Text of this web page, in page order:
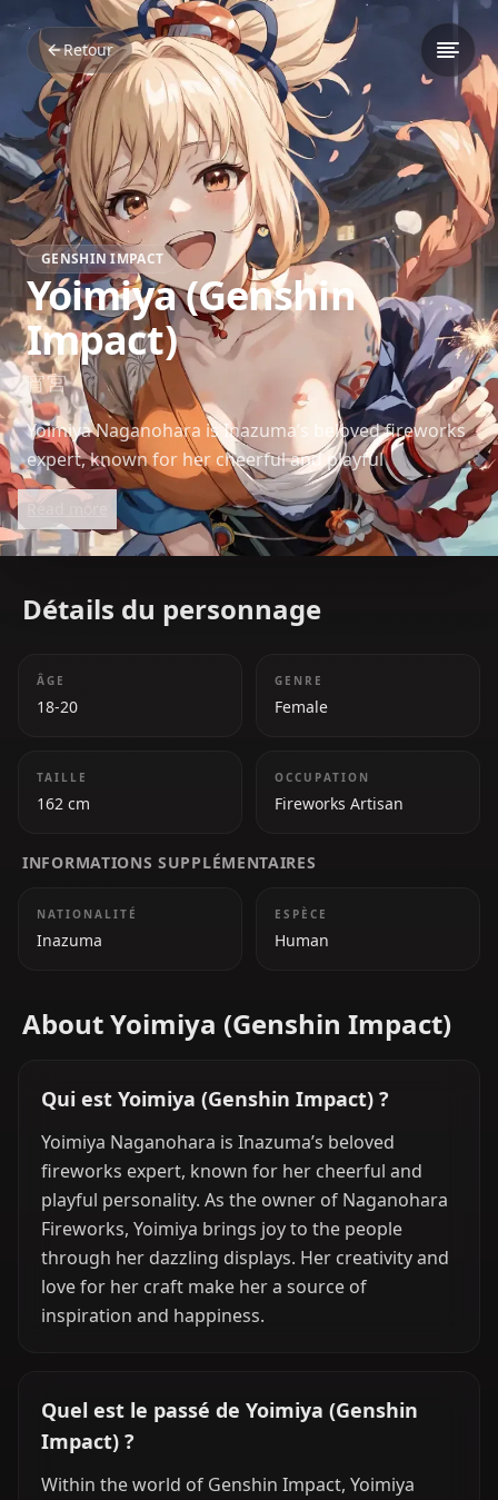
Retour
GENSHIN IMPACT
Yoimiya (Genshin
Impact)
宵宮
Yoimiya Naganohara is Inazuma’s beloved fireworks
expert, known for her cheerful and playful
personality. As the owner of Naganohara Fireworks,
Yoimiya brings joy to the people through her
dazzling displays. Her creativity and love for her
happiness.
Read more
Détails du personnage
ÂGE
18-20
GENRE
Female
TAILLE
162 cm
OCCUPATION
Fireworks Artisan
INFORMATIONS SUPPLÉMENTAIRES
NATIONALITÉ
Inazuma
ESPÈCE
Human
About Yoimiya (Genshin Impact)
Qui est Yoimiya (Genshin Impact) ?
Yoimiya Naganohara is Inazuma’s beloved
fireworks expert, known for her cheerful and
playful personality. As the owner of Naganohara
Fireworks, Yoimiya brings joy to the people
through her dazzling displays. Her creativity and
love for her craft make her a source of
inspiration and happiness.
Quel est le passé de Yoimiya (Genshin
Impact) ?
Within the world of Genshin Impact, Yoimiya